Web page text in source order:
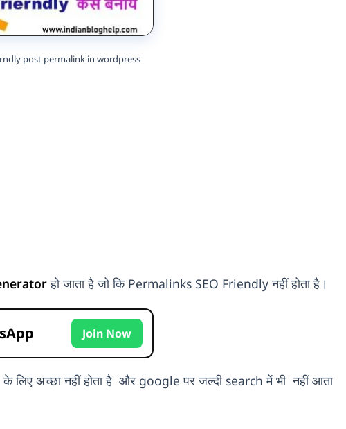
post permalink in wordpress
हो जाता है जो कि Permalinks SEO Friendly नहीं होता है।
Join Now
के लिए अच्छा नहीं होता है और google पर जल्दी search में भी नहीं आता